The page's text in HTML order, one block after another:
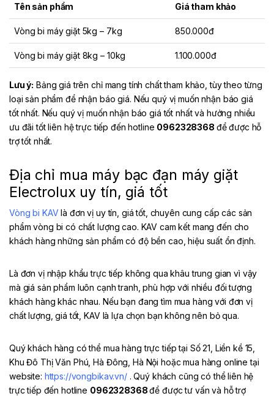
Tên sản phẩm Giá tham khảo
Vòng bi máy giặt 5kg – 7kg 850.000đ
Vòng bi máy giặt 8kg – 10kg 1.100.000đ
Lưu ý: Bảng giá trên chỉ mang tính chất tham khảo, tùy theo từng
loại sản phẩm để nhận báo giá. Nếu quý vị muốn nhận báo giá
tốt nhất. Nếu quý vị muốn nhận báo giá tốt nhất và hưởng nhiều
ưu đãi tốt liên hệ trực tiếp đến hotline 0962328368 để được hỗ
trợ tốt nhất.
Địa chỉ mua máy bạc đạn máy giặt
Electrolux uy tín, giá tốt
Vòng bi KAVlà đơn vị uy tín, giá tốt, chuyên cung cấp các sản
phẩm vòng bi có chất lượng cao. KAV cam kết mang đến cho
khách hàng những sản phẩm có độ bền cao, hiệu suất ổn định.
Là đơn vị nhập khẩu trực tiếp không qua khâu trung gian vì vậy
mà giá sản phẩm luôn cạnh tranh, phù hợp với nhiều đối tượng
khách hàng khác nhau. Nếu bạn đang tìm mua hàng với đơn vị
chất lượng, giá tốt, KAV là lựa chọn bạn không nên bỏ qua.
Quý khách hàng có thể mua hàng trực tiếp tại Số 21, Liền kề 15,
Khu Đô Thị Văn Phú, Hà Đông, Hà Nội hoặc mua hàng online tại
website: https://vongbikav.vn/. Quý khách cũng có thể liên hệ
trực tiếp đến hotline 0962328368để được tư vấn và hỗ trợ